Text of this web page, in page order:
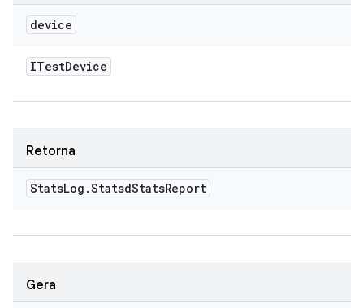
device
ITestDevice
Retorna
StatsLog .StatsdStatsReport
Gera